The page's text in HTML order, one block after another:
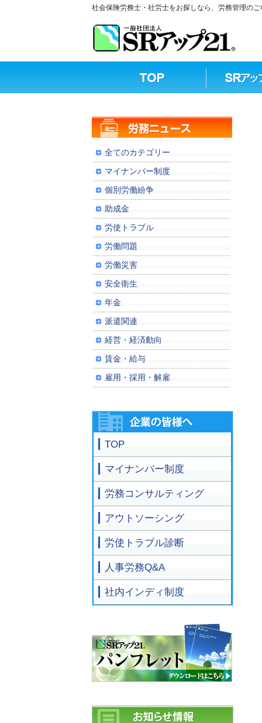
社会保険労務士・社労士をお探しなら、労務管理の
全てのカテゴリー
マイナンバー制度
個別労働紛争
助成金
労使トラブル
労働問題
労働災害
安全衛生
年金
派遣関連
経営・経済動向
賃金・給与
雇用・採用・解雇
TOP
マイナンバー制度
労務コンサルティング
アウトソーシング
労使トラブル診断
人事労務Q&A
社内インディ制度